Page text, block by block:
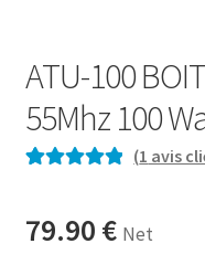
ATU-100
55Mhz 100
notation
(1 avis
79.90 € Net